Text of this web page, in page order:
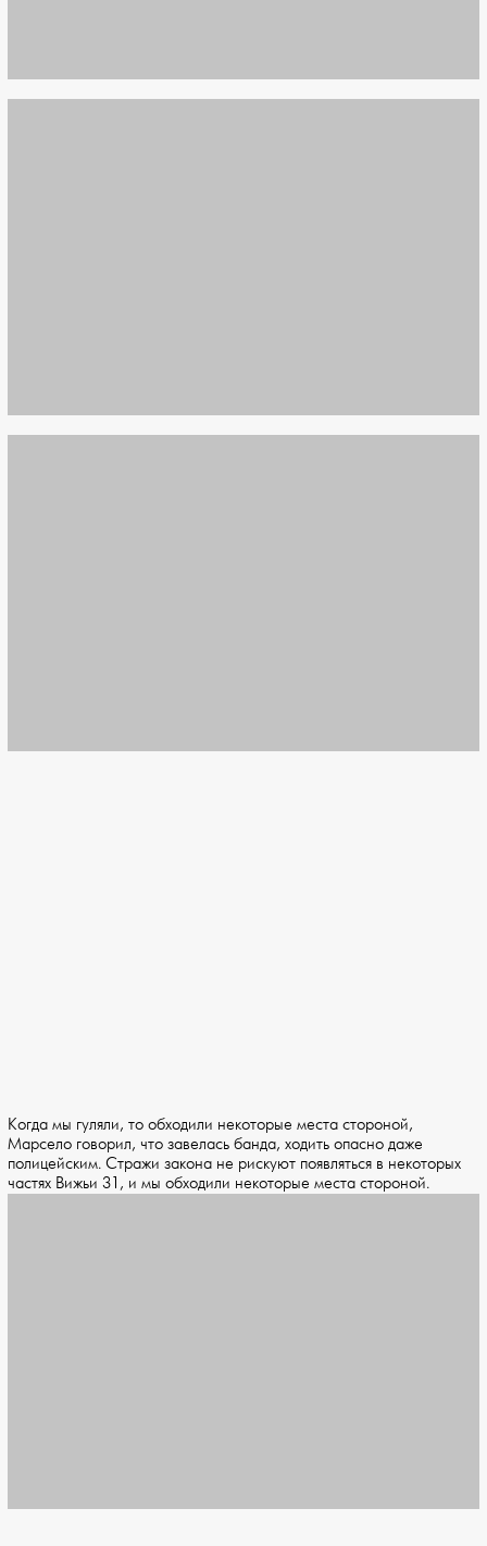
Когда мы гуляли, то обходили некоторые места стороной,
Марсело говорил, что завелась банда, ходить опасно даже
полицейским. Стражи закона не рискуют появляться в некоторых
частях Вижьи 31, и мы обходили некоторые места стороной.